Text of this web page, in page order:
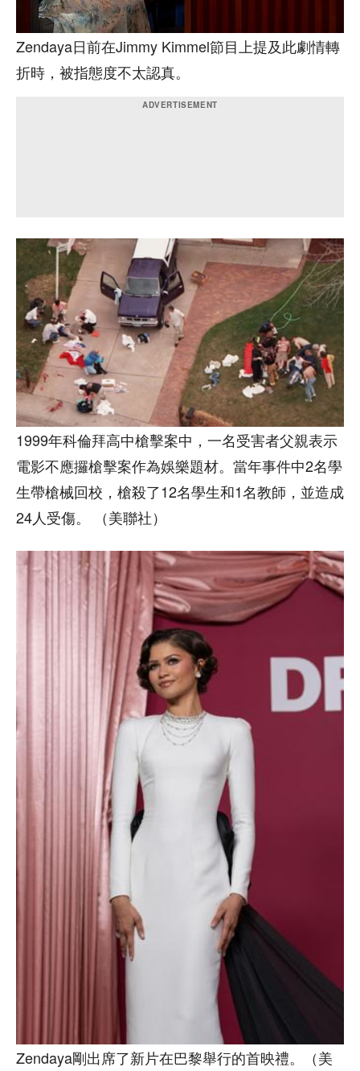
Zendaya日前在Jimmy Kimmel節目上提及此劇情轉
折時，被指態度不太認真。
1999年科倫拜高中槍擊案中，一名受害者父親表示
電影不應攞槍擊案作為娛樂題材。當年事件中2名學
生帶槍械回校，槍殺了12名學生和1名教師，並造成
24人受傷。 （美聯社）
Zendaya剛出席了新片在巴黎舉行的首映禮。（美